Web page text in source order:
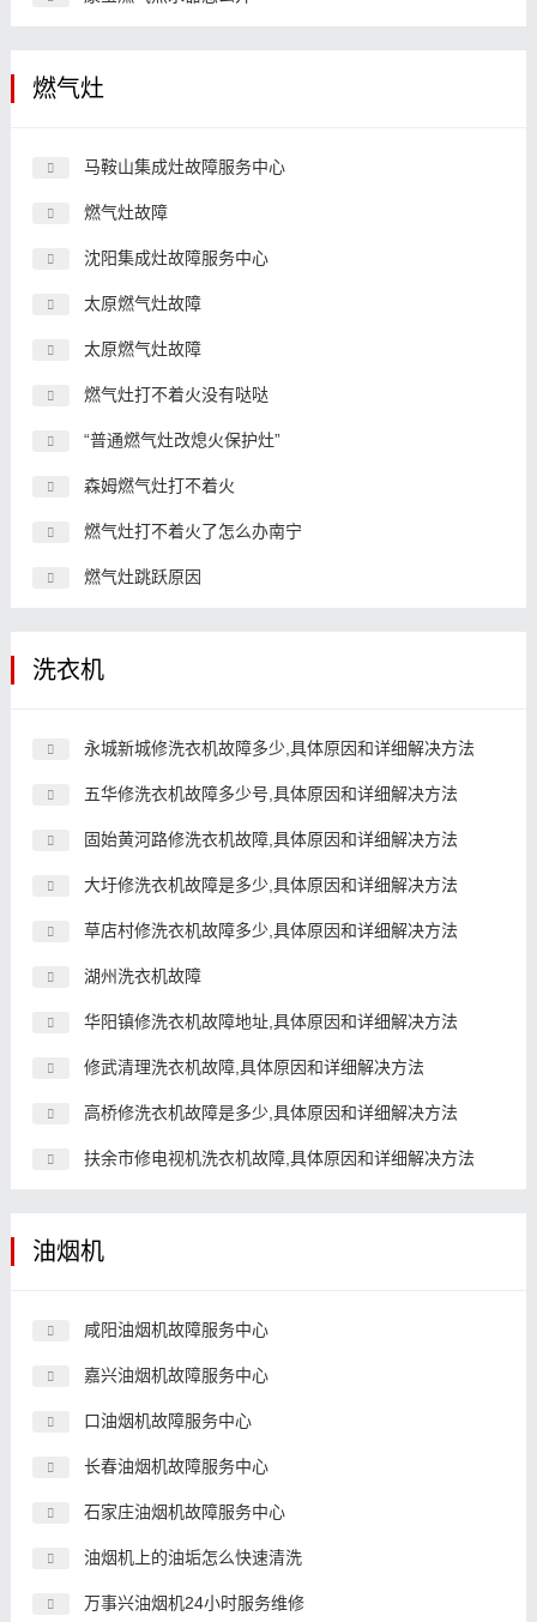
燃气灶
马鞍山集成灶故障服务中心
燃气灶故障
沈阳集成灶故障服务中心
太原燃气灶故障
太原燃气灶故障
燃气灶打不着火没有哒哒
“普通燃气灶改熄火保护灶”
森姆燃气灶打不着火
燃气灶打不着火了怎么办南宁
燃气灶跳跃原因
洗衣机
永城新城修洗衣机故障多少,具体原因和详细解决方法
五华修洗衣机故障多少号,具体原因和详细解决方法
固始黄河路修洗衣机故障,具体原因和详细解决方法
大圩修洗衣机故障是多少,具体原因和详细解决方法
草店村修洗衣机故障多少,具体原因和详细解决方法
湖州洗衣机故障
华阳镇修洗衣机故障地址,具体原因和详细解决方法
修武清理洗衣机故障,具体原因和详细解决方法
高桥修洗衣机故障是多少,具体原因和详细解决方法
扶余市修电视机洗衣机故障,具体原因和详细解决方法
油烟机
咸阳油烟机故障服务中心
嘉兴油烟机故障服务中心
口油烟机故障服务中心
长春油烟机故障服务中心
石家庄油烟机故障服务中心
油烟机上的油垢怎么快速清洗
万事兴油烟机24小时服务维修